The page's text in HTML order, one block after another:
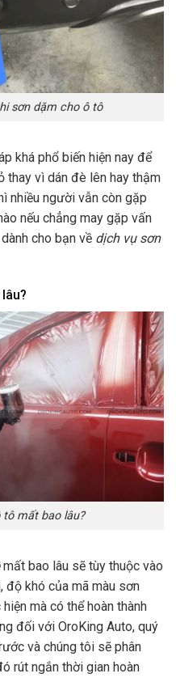
sơn dặm cho ô tô
khá phổ biến hiện nay để
thay vì dán đè lên hay thậm
nhiều người vẫn còn gặp
nếu chẳng may gặp vấn
cho bạn về dịch vụ sơn
tô mất bao lâu?
mất bao lâu sẽ tùy thuộc vào
khó của mã màu sơn
mà có thể hoàn thành
đối với OroKing Auto, quý
và chúng tôi sẽ phân
rút ngắn thời gian hoàn